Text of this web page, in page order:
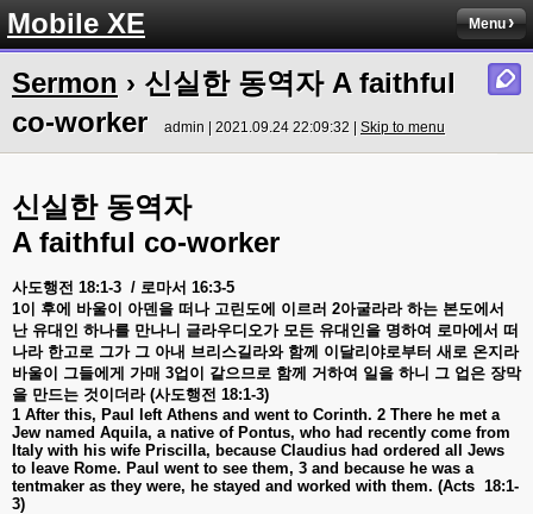
Mobile XE Menu
Sermon › 신실한 동역자 A faithful
co-worker
admin | 2021.09.24 22:09:32 | Skip to menu
신실한 동역자
A faithful co-worker
사도행전 18:1-3 / 로마서 16:3-5
1이 후에 바울이 아덴을 떠나 고린도에 이르러 2아굴라라 하는 본도에서
난 유대인 하나를 만나니 글라우디오가 모든 유대인을 명하여 로마에서 떠
나라 한고로 그가 그 아내 브리스길라와 함께 이달리야로부터 새로 온지라
바울이
그들에게 가매 3업이 같으므로 함께 거하여 일을 하니 그 업은 장막
을 만드는 것이더라(사도행전 18:1-3)
1 After this, Paul left Athens and went to Corinth. 2 There he met a
Jew named Aquila, a native of Pontus, who had recently come from
Italy with his wife Priscilla, because Claudius had ordered all Jews
to leave Rome. Paul went to see them, 3 and because he was a
tentmaker as they were, he stayed and worked with them. (Acts 18:1-
3)